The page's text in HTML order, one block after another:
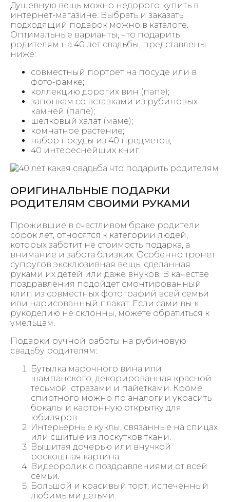
Душевную вещь можно недорого купить в
интернет-магазине. Выбрать и заказать
подходящий подарок можно в каталоге.
Оптимальные варианты, что подарить
родителям на 40 лет свадьбы, представлены
ниже:
совместный портрет на посуде или в
фото-рамке;
коллекцию дорогих вин (папе);
запонкам со вставками из рубиновых
камней (папе);
шелковый халат (маме);
комнатное растение;
набор посуды из 40 предметов;
40 интереснейших книг.
ОРИГИНАЛЬНЫЕ ПОДАРКИ
РОДИТЕЛЯМ СВОИМИ РУКАМИ
Прожившие в счастливом браке родители
сорок лет, относятся к категории людей,
которых заботит не стоимость подарка, а
внимание и забота близких. Особенно тронет
супругов эксклюзивная вещь, сделанная
руками их детей или даже внуков. В качестве
поздравления подойдет смонтированный
клип из совместных фотографий всей семьи
или нарисованный плакат. Если сами вы к
рукоделию не склонны, можете обратиться к
умельцам.
Подарки ручной работы на рубиновую
свадьбу родителям:
Бутылка марочного вина или
шампанского, декорированная красной
тесьмой, стразами и пайетками. Кроме
спиртного можно по аналогии украсить
бокалы и картонную открытку для
юбиляров.
Интерьерные куклы, связанные на спицах
или сшитые из лоскутков ткани.
Вышитая дочерью или внучкой
роскошная картина.
Видеоролик с поздравлениями от всей
семьи.
Большой и красивый торт, испеченный
любимыми детьми.